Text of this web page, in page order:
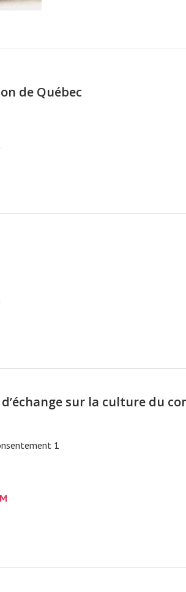
de Québec
sur la culture du